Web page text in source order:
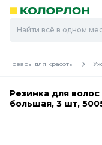
С
Ск
Товары для красоты
Резинка для волос
большая, 3 шт,